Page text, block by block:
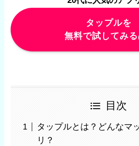
タップルを
無料で試してみる
目次
タップルとは？どんなマ
リ？